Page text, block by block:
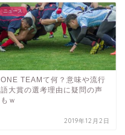
ニュース
ONE TEAMて何？意味や流行
語大賞の選考理由に疑問の声
もｗ
2019年12月2日